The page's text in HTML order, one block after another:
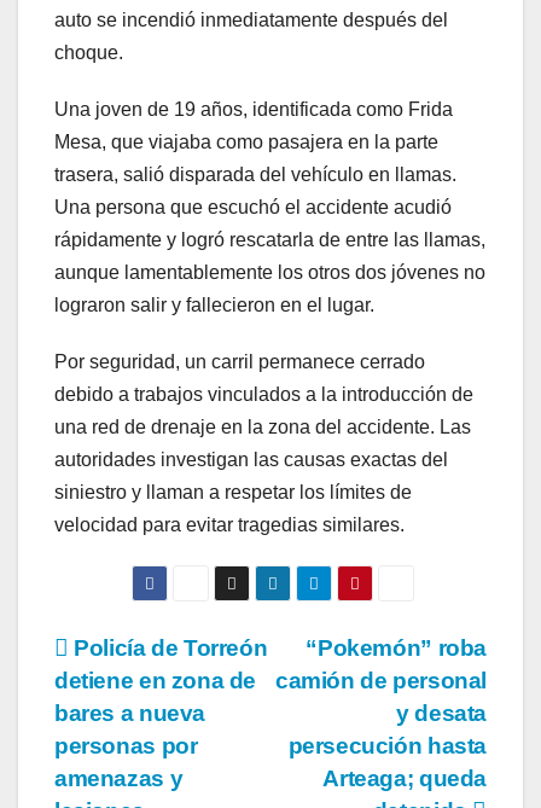
auto se incendió inmediatamente después del
choque.
Una joven de 19 años, identificada como Frida
Mesa, que viajaba como pasajera en la parte
trasera, salió disparada del vehículo en llamas.
Una persona que escuchó el accidente acudió
rápidamente y logró rescatarla de entre las llamas,
aunque lamentablemente los otros dos jóvenes no
lograron salir y fallecieron en el lugar.
Por seguridad, un carril permanece cerrado
debido a trabajos vinculados a la introducción de
una red de drenaje en la zona del accidente. Las
autoridades investigan las causas exactas del
siniestro y llaman a respetar los límites de
velocidad para evitar tragedias similares.
Navegación
de
entradas
“Pokemón” roba
camión de personal
y desata
persecución hasta
Arteaga; queda
Policía de Torreón
detiene en zona de
bares a nueva
personas por
amenazas y